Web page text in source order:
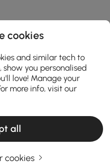
updated to show the latest 3 items
cookies
and similar tech to
show you personalised
love! Manage your
more info, visit our
all
cookies